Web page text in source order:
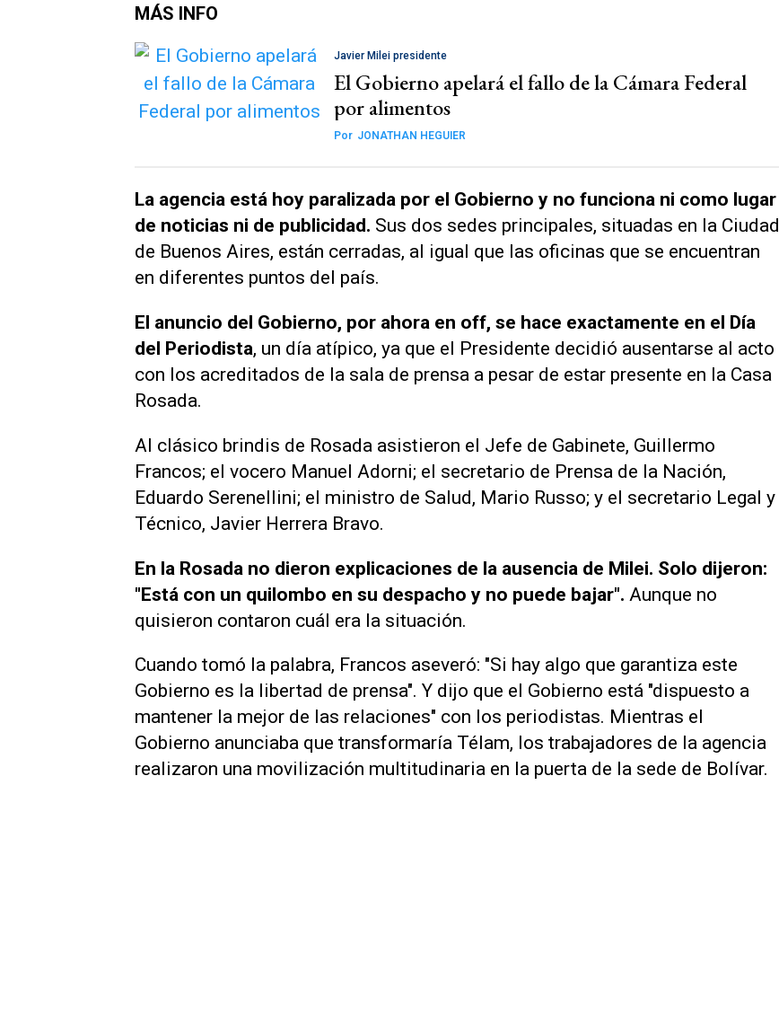
MÁS INFO
Javier Milei presidente
El Gobierno apelará el fallo de la Cámara Federal
por alimentos
Por JONATHAN HEGUIER
La agencia está hoy paralizada por el Gobierno y no funciona ni como lugar
de noticias ni de publicidad. Sus dos sedes principales, situadas en la Ciudad
de Buenos Aires, están cerradas, al igual que las oficinas que se encuentran
en diferentes puntos del país.
El anuncio del Gobierno, por ahora en off, se hace exactamente en el Día
del Periodista, un día atípico, ya que el Presidente decidió ausentarse al acto
con los acreditados de la sala de prensa a pesar de estar presente en la Casa
Rosada.
Al clásico brindis de Rosada asistieron el Jefe de Gabinete, Guillermo
Francos; el vocero Manuel Adorni; el secretario de Prensa de la Nación,
Eduardo Serenellini; el ministro de Salud, Mario Russo; y el secretario Legal y
Técnico, Javier Herrera Bravo.
En la Rosada no dieron explicaciones de la ausencia de Milei. Solo dijeron:
"Está con un quilombo en su despacho y no puede bajar". Aunque no
quisieron contaron cuál era la situación.
Cuando tomó la palabra, Francos aseveró: "Si hay algo que garantiza este
Gobierno es la libertad de prensa". Y dijo que el Gobierno está "dispuesto a
mantener la mejor de las relaciones" con los periodistas. Mientras el
Gobierno anunciaba que transformaría Télam, los trabajadores de la agencia
realizaron una movilización multitudinaria en la puerta de la sede de Bolívar.